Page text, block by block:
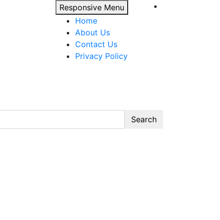
Responsive Menu
Home
About Us
Contact Us
Privacy Policy
Search